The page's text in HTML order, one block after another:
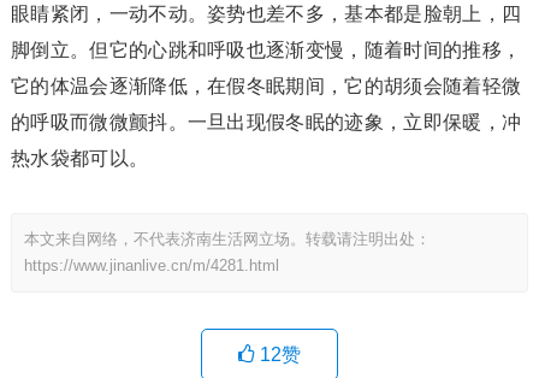
眼睛紧闭，一动不动。姿势也差不多，基本都是脸朝上，四
脚倒立。但它的心跳和呼吸也逐渐变慢，随着时间的推移，
它的体温会逐渐降低，在假冬眠期间，它的胡须会随着轻微
的呼吸而微微颤抖。一旦出现假冬眠的迹象，立即保暖，冲
热水袋都可以。
本文来自网络，不代表济南生活网立场。转载请注明出处：
https://www.jinanlive.cn/m/4281.html
12赞